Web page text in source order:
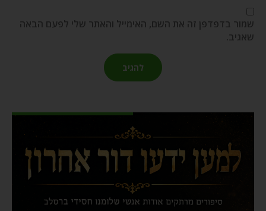
שמור בדפדפן זה את השם, האימייל והאתר שלי לפעם הבאה
שאגיב.